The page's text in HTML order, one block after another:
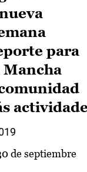
para
Mancha
de septiembre